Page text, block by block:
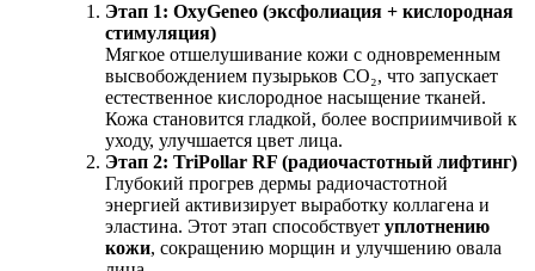
Этап 1: OxyGeneo (эксфолиация + кислородная
стимуляция)
Мягкое отшелушивание кожи с одновременным
высвобождением пузырьков CO₂, что запускает
естественное кислородное насыщение тканей.
Кожа становится гладкой, более восприимчивой к
уходу, улучшается цвет лица.
Этап 2: TriPollar RF (радиочастотный лифтинг)
Глубокий прогрев дермы радиочастотной
энергией активизирует выработку коллагена и
эластина. Этот этап способствует уплотнению
кожи, сокращению морщин и улучшению овала